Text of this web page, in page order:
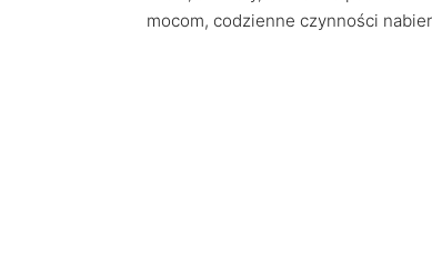
mocom, codzienne czynności